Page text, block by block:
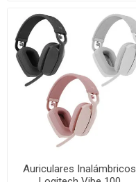
Auriculares Inalámbricos